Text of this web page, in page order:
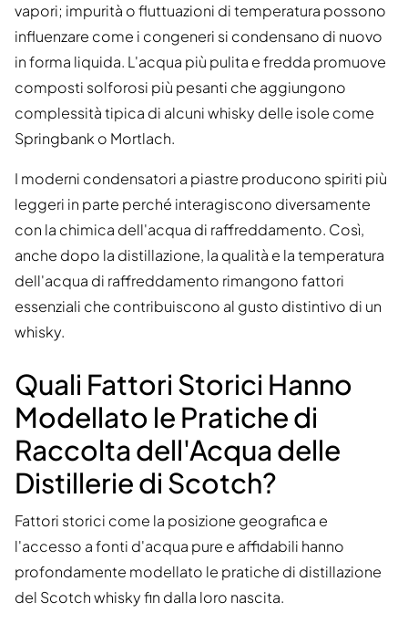
vapori; impurità o fluttuazioni di temperatura possono
influenzare come i congeneri si condensano di nuovo
in forma liquida. L'acqua più pulita e fredda promuove
composti solforosi più pesanti che aggiungono
complessità tipica di alcuni whisky delle isole come
Springbank o Mortlach.
I moderni condensatori a piastre producono spiriti più
leggeri in parte perché interagiscono diversamente
con la chimica dell'acqua di raffreddamento. Così,
anche dopo la distillazione, la qualità e la temperatura
dell'acqua di raffreddamento rimangono fattori
essenziali che contribuiscono al gusto distintivo di un
whisky.
Quali Fattori Storici Hanno
Modellato le Pratiche di
Raccolta dell'Acqua delle
Distillerie di Scotch?
Fattori storici come la posizione geografica e
l'accesso a fonti d'acqua pure e affidabili hanno
profondamente modellato le pratiche di distillazione
del Scotch whisky fin dalla loro nascita.